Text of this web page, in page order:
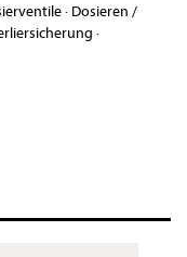
· Dosieren /
·